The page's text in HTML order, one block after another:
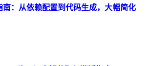
南：从依赖配置到代码生成，大幅简化